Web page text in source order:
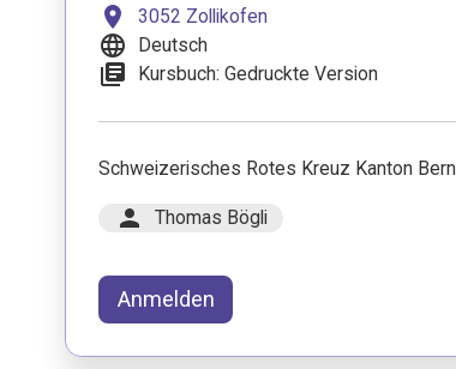
location_on 3052 Zollikofen
language Deutsch
library_books Kursbuch: Gedruckte Version
Schweizerisches Rotes Kreuz Kanton Bern
person Thomas Bögli
Anmelden